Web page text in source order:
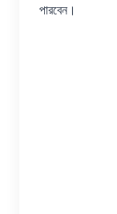
পারবেন।